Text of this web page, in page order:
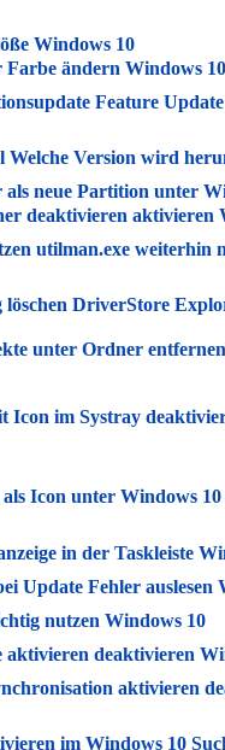
Windows 10
Farbe ändern Windows 10
Feature
Welche Version wird
als neue Partition unter
deaktivieren aktivieren
utilman.exe weiterhin
DriverStore
unter Ordner
Icon im Systray
Icon unter Windows 10
in der Taskleiste
Update Fehler auslesen
nutzen Windows 10
aktivieren deaktivieren
aktivieren
im Windows 10